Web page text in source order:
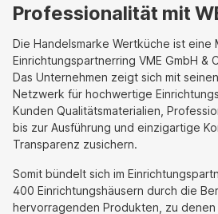
Professionalität mit
Die Handelsmarke Wertküche ist eine
Einrichtungspartnerring VME GmbH &
Das Unternehmen zeigt sich mit
Netzwerk für hochwertige
Kunden Qualitätsmaterialien,
bis zur Ausführung und einzigartige
Transparenz zusichern.
Somit bündelt sich im
400 Einrichtungshäusern durch die
hervorragenden Produkten, zu